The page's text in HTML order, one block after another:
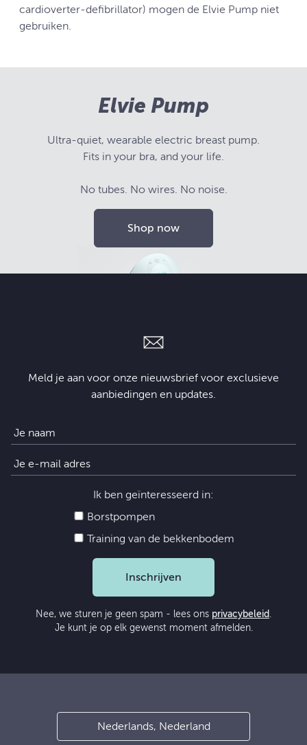
cardioverter-defibrillator) mogen de Elvie Pump niet
gebruiken.
Elvie Pump
Ultra-quiet, wearable electric breast pump.
Fits in your bra, and your life.
No tubes. No wires. No noise.
Shop now
Meld je aan voor onze nieuwsbrief voor exclusieve
aanbiedingen en updates.
Ik ben geïnteresseerd in:
Borstpompen
Training van de bekkenbodem
Inschrijven
Nee, we sturen je geen spam - lees ons privacybeleid .
Je kunt je op elk gewenst moment afmelden.
Nederlands, Nederland